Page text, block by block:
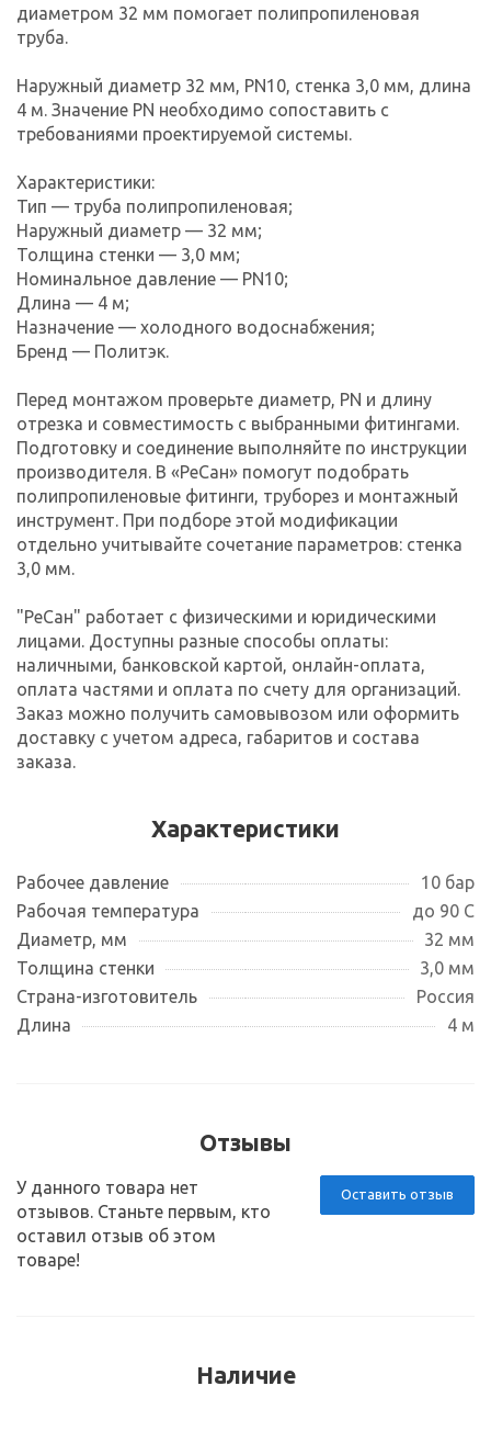
диаметром 32 мм помогает полипропиленовая
труба.
Наружный диаметр 32 мм, PN10, стенка 3,0 мм, длина
4 м. Значение PN необходимо сопоставить с
требованиями проектируемой системы.
Характеристики:
Тип — труба полипропиленовая;
Наружный диаметр — 32 мм;
Толщина стенки — 3,0 мм;
Номинальное давление — PN10;
Длина — 4 м;
Назначение — холодного водоснабжения;
Бренд — Политэк.
Перед монтажом проверьте диаметр, PN и длину
отрезка и совместимость с выбранными фитингами.
Подготовку и соединение выполняйте по инструкции
производителя. В «РеСан» помогут подобрать
полипропиленовые фитинги, труборез и монтажный
инструмент. При подборе этой модификации
отдельно учитывайте сочетание параметров: стенка
3,0 мм.
"РеСан" работает с физическими и юридическими
лицами. Доступны разные способы оплаты:
наличными, банковской картой, онлайн-оплата,
оплата частями и оплата по счету для организаций.
Заказ можно получить самовывозом или оформить
доставку с учетом адреса, габаритов и состава
заказа.
Характеристики
Рабочее давление
10 бар
Рабочая температура
до 90 С
Диаметр, мм
32 мм
Толщина стенки
3,0 мм
Страна-изготовитель
Россия
Длина
4 м
Отзывы
Оставить отзыв
У данного товара нет
отзывов. Станьте первым, кто
оставил отзыв об этом
товаре!
Наличие